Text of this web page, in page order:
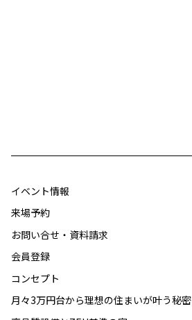
イベント情報
来場予約
お問い合せ・資料請求
会員登録
コンセプト
月々3万円台から理想の住まいが叶う秘密